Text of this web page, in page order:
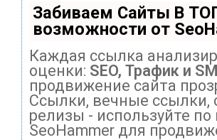
Забиваем Сайты В
возможности от
Каждая ссылка
оценки: SEO, Трафик и
продвижение сайта
Ссылки, вечные ссылки,
релизы - используйте
SeoHammer для